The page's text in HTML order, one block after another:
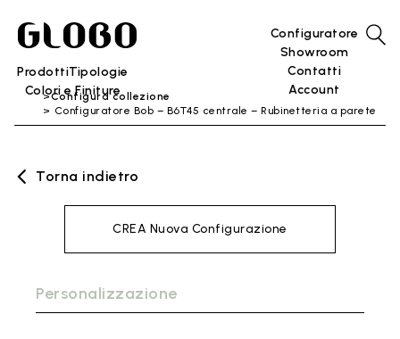
ProdottiTipologie
Colori e Finiture
Configuratore
Showroom
Contatti
Account
Configura collezione
Configuratore Bob – B6T45 centrale – Rubinetteria a parete
Torna indietro
CREA Nuova Configurazione
Personalizzazione